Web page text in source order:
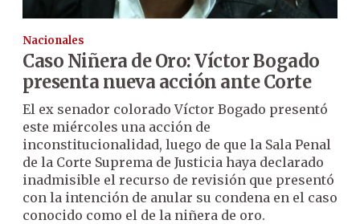
Nacionales
Caso Niñera de Oro: Víctor Bogado
presenta nueva acción ante Corte
El ex senador colorado Víctor Bogado presentó
este miércoles una acción de
inconstitucionalidad, luego de que la Sala Penal
de la Corte Suprema de Justicia haya declarado
inadmisible el recurso de revisión que presentó
con la intención de anular su condena en el caso
conocido como el de la niñera de oro.